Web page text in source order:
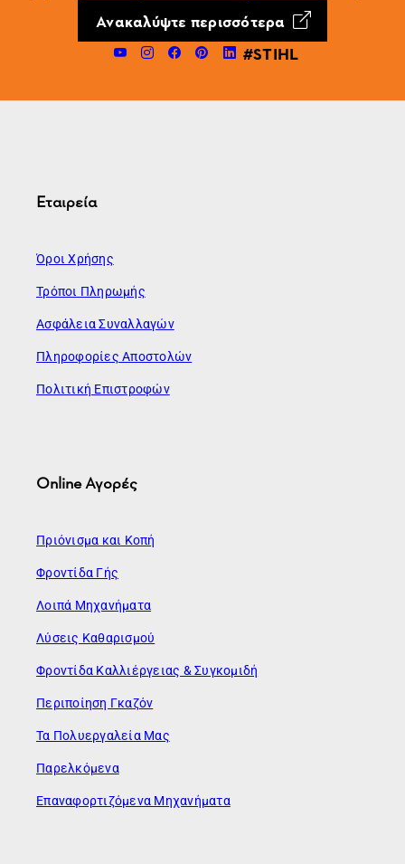
Ανακαλύψτε περισσότερα
#STIHL
Εταιρεία
Όροι Χρήσης
Τρόποι Πληρωμής
Ασφάλεια Συναλλαγών
Πληροφορίες Αποστολών
Πολιτική Επιστροφών
Online Αγορές
Πριόνισμα και Κοπή
Φροντίδα Γής
Λοιπά Μηχανήματα
Λύσεις Καθαρισμού
Φροντίδα Καλλιέργειας & Συγκομιδή
Περιποίηση Γκαζόν
Τα Πολυεργαλεία Μας
Παρελκόμενα
Επαναφορτιζόμενα Μηχανήματα